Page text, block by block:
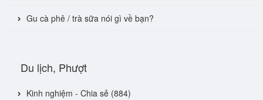
Gu cà phê / trà sữa nói gì về bạn?
Du lịch, Phượt
Kinh nghiệm - Chia sẻ (884)